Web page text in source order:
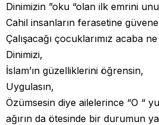
Dinimizin ”oku “olan ilk emrini
Cahil insanların ferasetine
Çalışacağı çocuklarımız acaba
Dinimizi,
İslam’ın güzelliklerini öğrensin,
Uygulasın,
Özümsesin diye ailelerince “O “
ağırın da ötesinde bir durumun